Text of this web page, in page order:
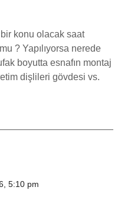
konu olacak saat
? Yapılıyorsa nerede
boyutta esnafın montaj
dişlileri gövdesi vs.
5:10 pm